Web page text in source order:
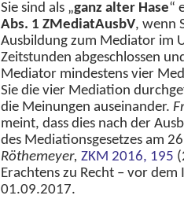
Sie sind als „ganz alter Hase“
Abs. 1 ZMediatAusbV, wenn
Ausbildung zum Mediator im
Zeitstunden abgeschlossen
Mediator mindestens vier
Sie die vier Mediation
die Meinungen auseinander.
meint, dass dies nach der
des Mediationsgesetzes am
Röthemeyer, ZKM 2016, 195
Erachtens zu Recht – vor
01.09.2017.